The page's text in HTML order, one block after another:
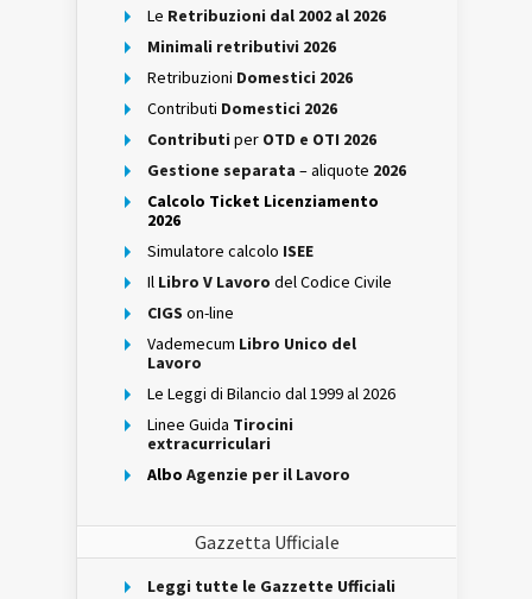
Le Retribuzioni dal 2002 al 2026
Minimali retributivi 2026
Retribuzioni Domestici 2026
Contributi Domestici 2026
Contributi per OTD e OTI 2026
Gestione separata – aliquote 2026
Calcolo Ticket Licenziamento
2026
Simulatore calcolo ISEE
Il Libro V Lavoro del Codice Civile
CIGS on-line
Vademecum Libro Unico del
Lavoro
Le Leggi di Bilancio dal 1999 al 2026
Linee Guida Tirocini
extracurriculari
Albo Agenzie per il Lavoro
Gazzetta Ufficiale
Leggi tutte le Gazzette Ufficiali